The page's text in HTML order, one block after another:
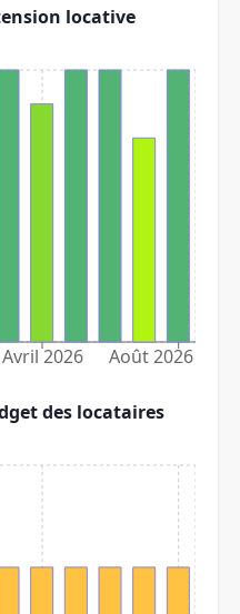
locative
Avril 2026 Août 2026
des locataires